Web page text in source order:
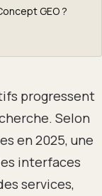
GEO ?
progressent
Selon
en 2025, une
interfaces
services,